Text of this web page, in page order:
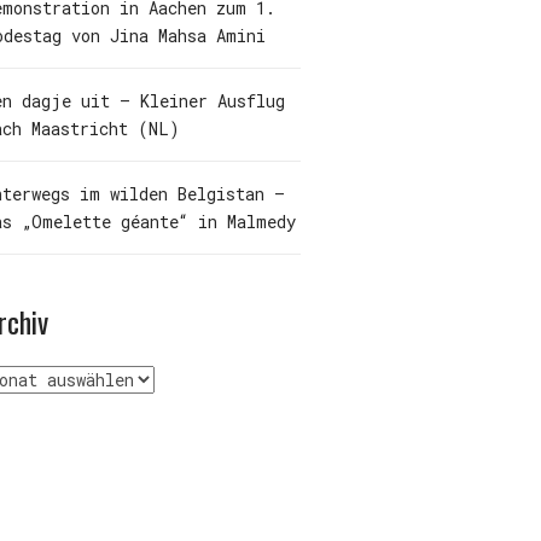
in Aachen zum 1.
von Jina Mahsa Amini
dagje uit – Kleiner Ausflug
Maastricht (NL)
im wilden Belgistan –
„Omelette géante“ in Malmedy